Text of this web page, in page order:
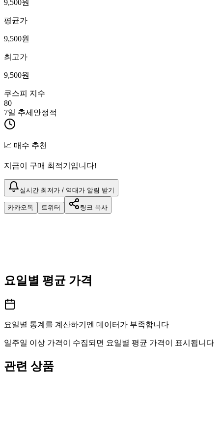
9,500원
평균가
9,500원
최고가
9,500원
쿠스피 지수
80
7일 추세 안정적
📈 매수 추천
지금이 구매 최적기입니다!
실시간 최저가 / 역대가 알림 받기
카카오톡 트위터 링크 복사
요일별 평균 가격
요일별 통계를 계산하기엔 데이터가 부족합니다
일주일 이상 가격이 수집되면 요일별 평균 가격이 표시됩니다
관련 상품